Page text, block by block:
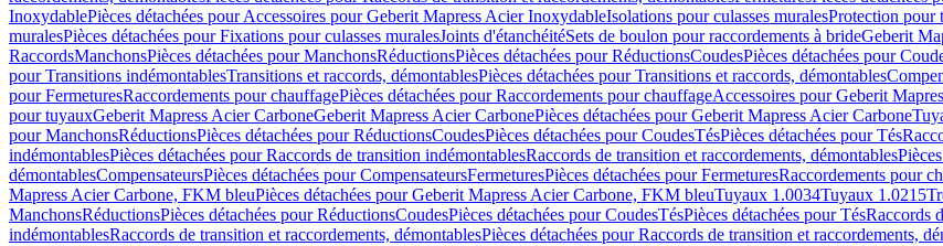
InoxydablePièces détachées pour Accessoires pour Geberit Mapress Acier InoxydableIsolations pour culasses muralesProtection pour
muralesPièces détachées pour Fixations pour culasses muralesJoints d'étanchéitéSets de boulon pour raccordements à brideGeberit
RaccordsManchonsPièces détachées pour ManchonsRéductionsPièces détachées pour RéductionsCoudesPièces détachées pour
pour Transitions indémontablesTransitions et raccords, démontablesPièces détachées pour Transitions et raccords, démontables
pour FermeturesRaccordements pour chauffagePièces détachées pour Raccordements pour chauffageAccessoires pour Geberit
pour tuyauxGeberit Mapress Acier CarboneGeberit Mapress Acier CarbonePièces détachées pour Geberit Mapress Acier Carbone
pour ManchonsRéductionsPièces détachées pour RéductionsCoudesPièces détachées pour CoudesTésPièces détachées pour Tés
indémontablesPièces détachées pour Raccords de transition indémontablesRaccords de transition et raccordements, démontables
démontablesCompensateursPièces détachées pour CompensateursFermeturesPièces détachées pour FermeturesRaccordements pour
Mapress Acier Carbone, FKM bleuPièces détachées pour Geberit Mapress Acier Carbone, FKM bleuTuyaux 1.0034Tuyaux 1.0215
ManchonsRéductionsPièces détachées pour RéductionsCoudesPièces détachées pour CoudesTésPièces détachées pour TésRaccords
indémontablesRaccords de transition et raccordements, démontablesPièces détachées pour Raccords de transition et raccordements,